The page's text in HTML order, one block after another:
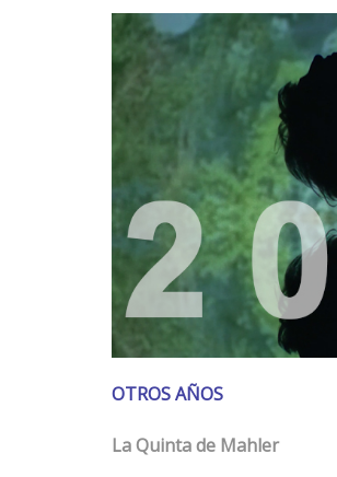
OTROS AÑOS
La Quinta de Mahler